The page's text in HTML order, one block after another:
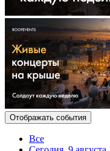
Отображать события
Все